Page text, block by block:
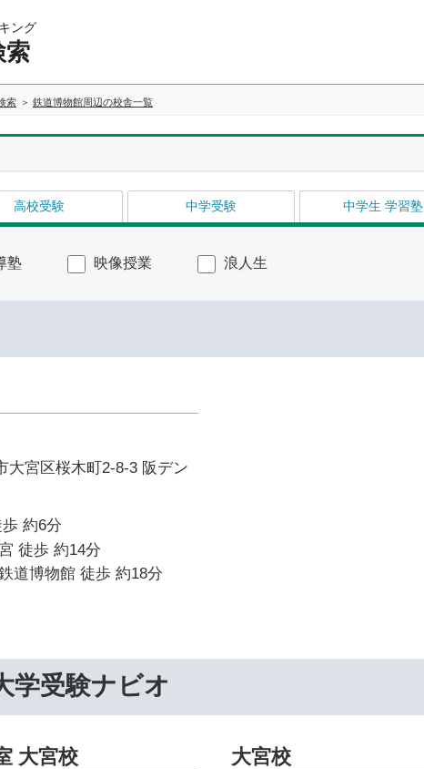
ング
索
索 鉄道博物館周辺の校舎一覧
高校受験 中学受験 中学生 学習塾
塾 映像授業 浪人生
大宮区桜木町2-8-3 阪デン
約6分
徒歩 約14分
道博物館 徒歩 約18分
学受験ナビオ
大宮校 大宮校